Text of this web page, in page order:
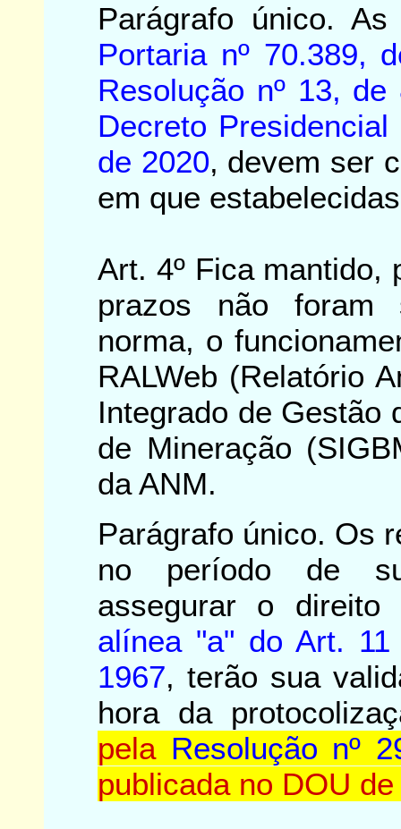
Parágrafo único.
Portaria nº 70.389,
Resolução nº 13,
Decreto
de 2020, devem ser
em que
Art. 4º Fica mantido,
prazos não foram
norma, o
RALWeb (Relatório
Integrado de Gestão
de Mineração
da ANM.
Parágrafo único. Os
no período de
assegurar o direito
alínea "a" do Art.
1967, terão sua
hora da
pela Resolução nº
publicada no DOU